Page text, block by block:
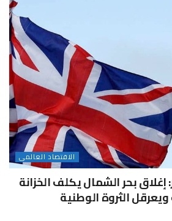
الاقتصاد العالمى
بحر الشمال يكلف الخزانة
ويعرقل الثروة الوطنية